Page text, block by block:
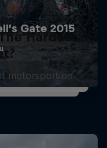
Gate 2015
Hardest
motorsport on